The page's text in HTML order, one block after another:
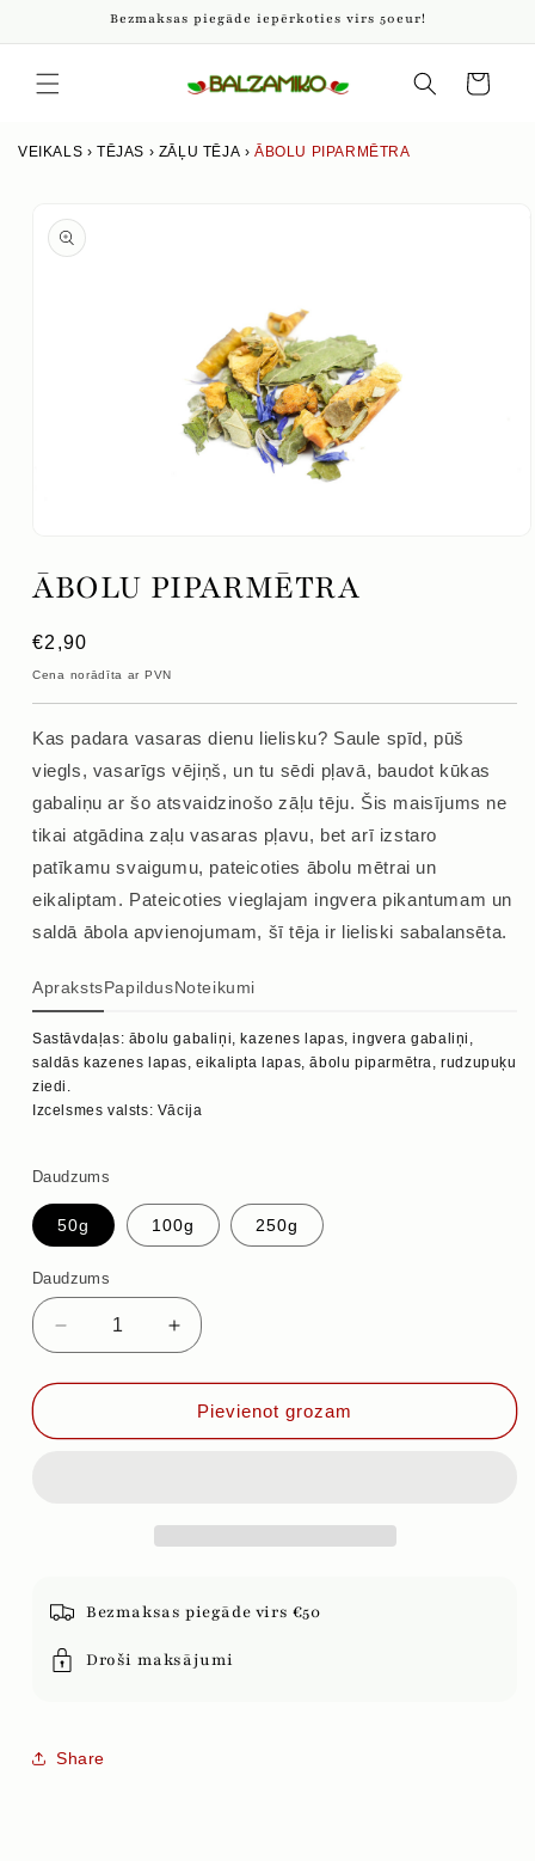
saturu
Bezmaksas piegāde iepērkoties virs 50eur!
grozs
VEIKALS ›TĒJAS › ZĀĻU TĒJA ›ĀBOLU PIPARMĒTRA
produkta
informāciju
1
modālajā
ĀBOLU PIPARMĒTRA
Parastā
cena
€2,90
Cena norādīta ar PVN
Kas padara vasaras dienu lielisku? Saule spīd, pūš
viegls, vasarīgs vējiņš, un tu sēdi pļavā, baudot kūkas
gabaliņu ar šo atsvaidzinošo zāļu tēju. Šis maisījums ne
tikai atgādina zaļu vasaras pļavu, bet arī izstaro
patīkamu svaigumu, pateicoties ābolu mētrai un
eikaliptam. Pateicoties vieglajam ingvera pikantumam un
saldā ābola apvienojumam, šī tēja ir lieliski sabalansēta.
AprakstsPapildusNoteikumi
Sastāvdaļas: ābolu gabaliņi, kazenes lapas, ingvera gabaliņi,
saldās kazenes lapas, eikalipta lapas, ābolu piparmētra, rudzupuķu
ziedi.
Izcelsmes valsts: Vācija
Daudzums
50g 100g 250g
Daudzums
Samazināt
daudzumu
priekš
PIPARMĒTRA
Palielināt
daudzumu
priekš
ĀBOLU
PIPARMĒTRA
Pievienot grozam
Bezmaksas piegāde virs €50
Droši maksājumi
Share